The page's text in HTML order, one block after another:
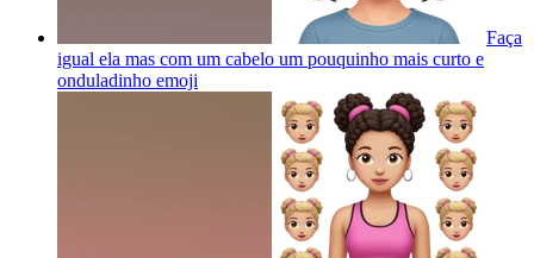
Faça
igual ela mas com um cabelo um pouquinho mais curto e
onduladinho emoji